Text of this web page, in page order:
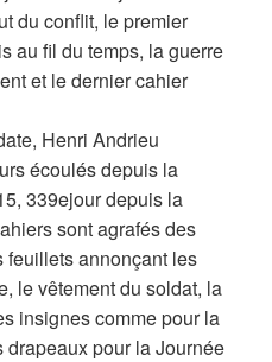
du conflit, le premier
au fil du temps, la guerre
et le dernier cahier
Henri Andrieu
écoulés depuis la
339ejour depuis la
sont agrafés des
feuillets annonçant les
le vêtement du soldat, la
insignes comme pour la
pour la Journée